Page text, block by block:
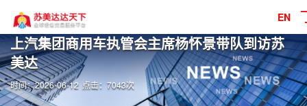
EN
上汽集团商用车执管会主席杨怀景带队到访苏
美达
时间：2026-06-12 点击：7043次